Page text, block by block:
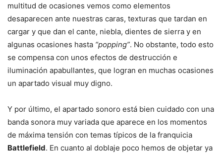
multitud de ocasiones vemos como elementos
desaparecen ante nuestras caras, texturas que tardan en
cargar y que dan el cante, niebla, dientes de sierra y en
algunas ocasiones hasta “popping”. No obstante, todo esto
se compensa con unos efectos de destrucción e
iluminación apabullantes, que logran en muchas ocasiones
un apartado visual muy digno.
Y por último, el apartado sonoro está bien cuidado con una
banda sonora muy variada que aparece en los momentos
de máxima tensión con temas típicos de la franquicia
Battlefield. En cuanto al doblaje poco hemos de objetar ya